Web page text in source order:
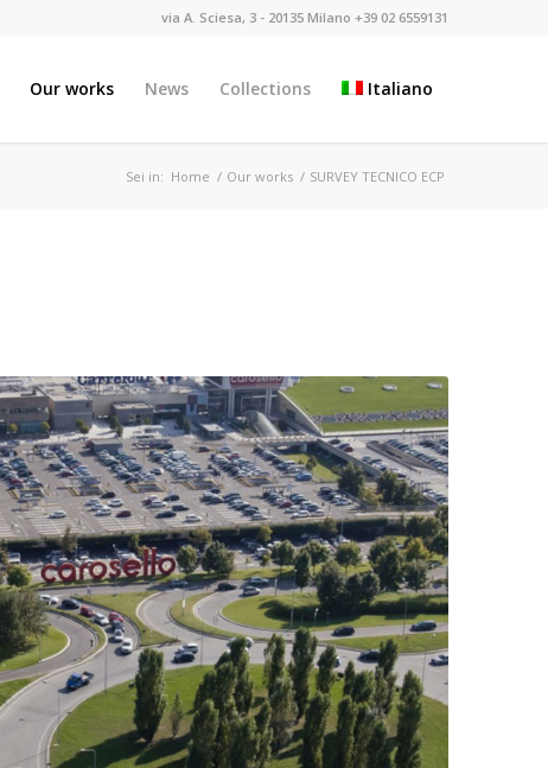
via A. Sciesa, 3 - 20135 Milano +39 02 6559131
Our works News Collections Italiano
Sei in: Home / Our works / SURVEY TECNICO ECP